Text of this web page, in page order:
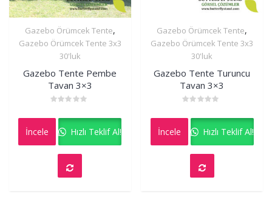
İncele
Gazebo Örümcek Tente,
Gazebo Örümcek Tente 3x3
30'luk
Gazebo Tente Pembe
Tavan 3×3
0
İncele Hızlı Teklif Al!
İncele
Gazebo Örümcek Tente,
Gazebo Örümcek Tente 3x3
30'luk
Gazebo Tente Turuncu
Tavan 3×3
0
İncele Hızlı Teklif Al!